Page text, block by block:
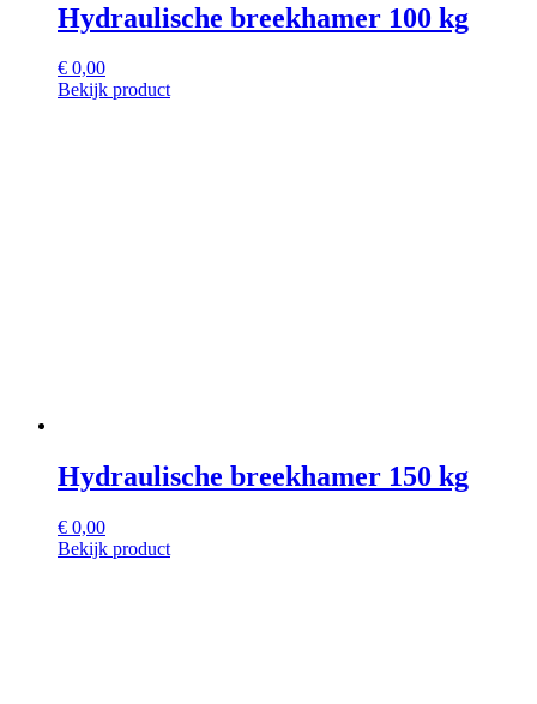
Hydraulische breekhamer 100 kg
€ 0,00
Bekijk product
Hydraulische breekhamer 150 kg
€ 0,00
Bekijk product